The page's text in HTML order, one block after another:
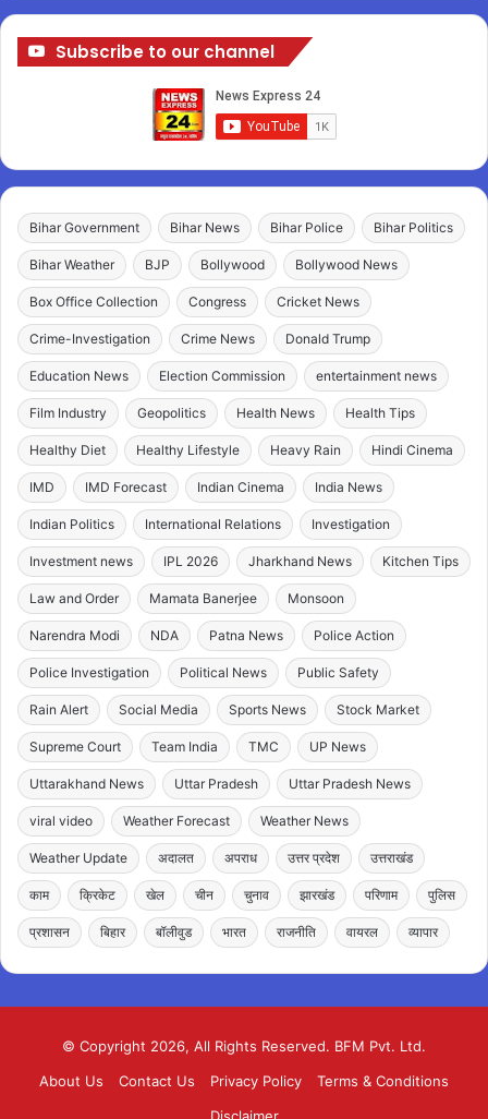
Subscribe to our channel
Bihar Government Bihar News Bihar Police Bihar Politics
Bihar Weather BJP Bollywood Bollywood News
Box Office Collection Congress Cricket News
Crime-Investigation Crime News Donald Trump
Education News Election Commission entertainment news
Film Industry Geopolitics Health News Health Tips
Healthy Diet Healthy Lifestyle Heavy Rain Hindi Cinema
IMD IMD Forecast Indian Cinema India News
Indian Politics International Relations Investigation
Investment news IPL 2026 Jharkhand News Kitchen Tips
Law and Order Mamata Banerjee Monsoon
Narendra Modi NDA Patna News Police Action
Police Investigation Political News Public Safety
Rain Alert Social Media Sports News Stock Market
Supreme Court Team India TMC UP News
Uttarakhand News Uttar Pradesh Uttar Pradesh News
viral video Weather Forecast Weather News
Weather Update अदालत अपराध उत्तर प्रदेश उत्तराखंड
काम क्रिकेट खेल चीन चुनाव झारखंड परिणाम पुलिस
प्रशासन बिहार बॉलीवुड भारत राजनीति वायरल व्यापार
© Copyright 2026, All Rights Reserved. BFM Pvt. Ltd.
About Us
Contact Us Privacy Policy
Terms & Conditions